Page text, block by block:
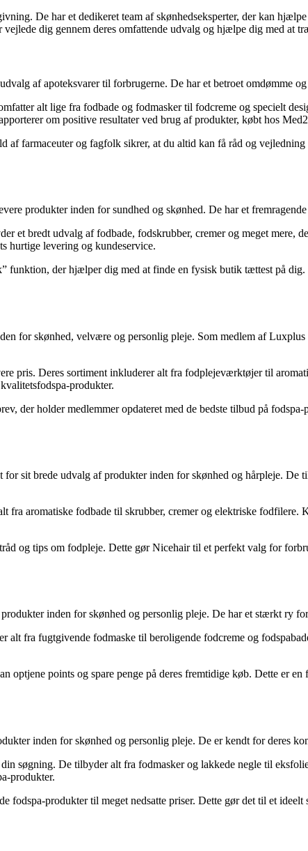
De har et dedikeret team af skønhedseksperter, der kan
dig gennem deres omfattende udvalg og hjælpe dig med at
af apoteksvarer til forbrugerne. De har et betroet omdømme
alt lige fra fodbade og fodmasker til fodcreme og specielt
om positive resultater ved brug af produkter, købt hos
af farmaceuter og fagfolk sikrer, at du altid kan få råd og
produkter inden for sundhed og skønhed. De har et
et bredt udvalg af fodbade, fodskrubber, cremer og meget mere,
hurtige levering og kundeservice.
funktion, der hjælper dig med at finde en fysisk butik tættest på
for skønhed, velvære og personlig pleje. Som medlem af
pris. Deres sortiment inkluderer alt fra fodplejeværktøjer til
produkter.
der holder medlemmer opdateret med de bedste tilbud på
sit brede udvalg af produkter inden for skønhed og hårpleje.
aromatiske fodbade til skrubber, cremer og elektriske fodfilere.
og tips om fodpleje. Dette gør Nicehair til et perfekt valg for
inden for skønhed og personlig pleje. De har et stærkt ry
alt fra fugtgivende fodmaske til beroligende fodcreme og
points og spare penge på deres fremtidige køb. Dette er
inden for skønhed og personlig pleje. De er kendt for deres
søgning. De tilbyder alt fra fodmasker og lakkede negle til
produkter.
produkter til meget nedsatte priser. Dette gør det til et ideelt